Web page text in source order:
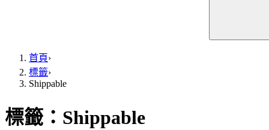
首頁›
標籤›
Shippable
標籤： Shippable